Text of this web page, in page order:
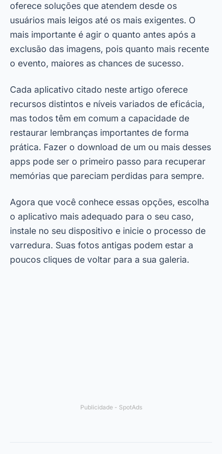
oferece soluções que atendem desde os
usuários mais leigos até os mais exigentes. O
mais importante é agir o quanto antes após a
exclusão das imagens, pois quanto mais recente
o evento, maiores as chances de sucesso.
Cada aplicativo citado neste artigo oferece
recursos distintos e níveis variados de eficácia,
mas todos têm em comum a capacidade de
restaurar lembranças importantes de forma
prática. Fazer o download de um ou mais desses
apps pode ser o primeiro passo para recuperar
memórias que pareciam perdidas para sempre.
Agora que você conhece essas opções, escolha
o aplicativo mais adequado para o seu caso,
instale no seu dispositivo e inicie o processo de
varredura. Suas fotos antigas podem estar a
poucos cliques de voltar para a sua galeria.
Publicidade - SpotAds